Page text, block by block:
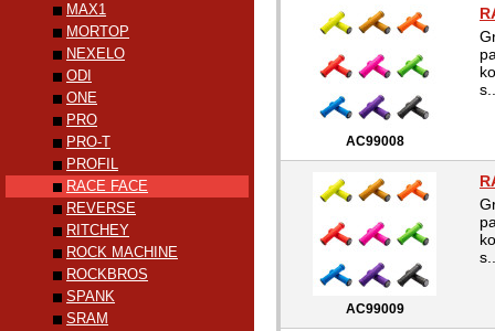
AC99008
AC99009
MAX1
MORTOP
NEXELO
ODI
ONE
PRO
PRO-T
PROFIL
RACE FACE
REVERSE
RITCHEY
ROCK MACHINE
ROCKBROS
SPANK
SRAM